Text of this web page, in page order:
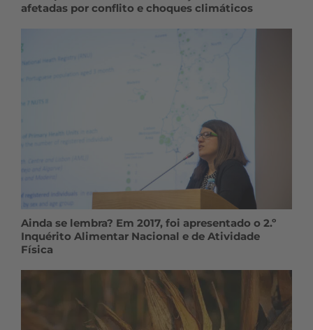
afetadas por conflito e choques climáticos
Ainda se lembra? Em 2017, foi apresentado o 2.º
Inquérito Alimentar Nacional e de Atividade
Física